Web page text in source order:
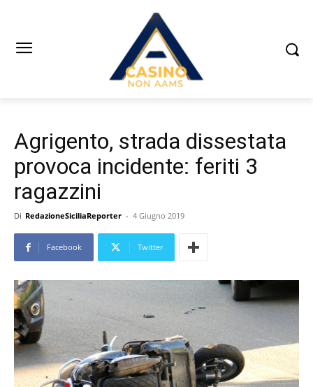
Agrigento, strada dissestata
provoca incidente: feriti 3
ragazzini
Di RedazioneSiciliaReporter - 4 Giugno 2019
Facebook Twitter